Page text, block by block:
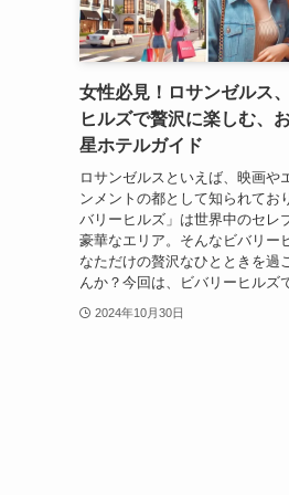
女性必見！ロサンゼルス
ヒルズで贅沢に楽しむ、
星ホテルガイド
ロサンゼルスといえば、映画や
ンメントの都として知られてお
バリーヒルズ」は世界中のセレ
豪華なエリア。そんなビバリー
なただけの贅沢なひとときを過
んか？今回は、ビバリーヒルズ
2024年10月30日